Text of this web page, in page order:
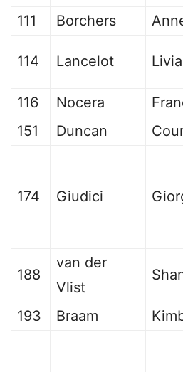
111
Borchers
114 Lancelot Livia
116 Nocera
151
Duncan
174 Giudici
188
van der
Vlist
193 Braam